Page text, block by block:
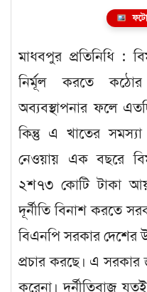
মাধবপুর প্রতিনিধি :
নির্মূল করতে
অব্যবস্থাপনার ফলে
কিন্তু এ খাতের সমস্যা
নেওয়ায় এক বছরে
২শ৭৩ কোটি টাকা
দূর্নীতি বিনাশ করতে
বিএনপি সরকার দেশের
প্রচার করছে। এ সরকার
করেনা। দুর্নীতিবাজ